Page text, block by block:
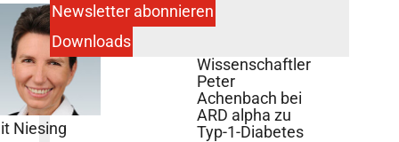
Wissenschaftler
Peter
Achenbach bei
ARD alpha zu
Typ-1-Diabetes
Niesing
Newsletter abonnieren
Downloads